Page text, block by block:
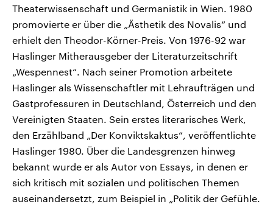
Theaterwissenschaft und Germanistik in Wien. 1980
promovierte er über die „Ästhetik des Novalis“ und
erhielt den Theodor-Körner-Preis. Von 1976-92 war
Haslinger Mitherausgeber der Literaturzeitschrift
„Wespennest“. Nach seiner Promotion arbeitete
Haslinger als Wissenschaftler mit Lehraufträgen und
Gastprofessuren in Deutschland, Österreich und den
Vereinigten Staaten. Sein erstes literarisches Werk,
den Erzählband „Der Konviktskaktus“, veröffentlichte
Haslinger 1980. Über die Landesgrenzen hinweg
bekannt wurde er als Autor von Essays, in denen er
sich kritisch mit sozialen und politischen Themen
auseinandersetzt, zum Beispiel in „Politik der Gefühle.